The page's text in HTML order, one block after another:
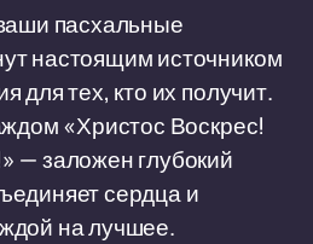
пасхальные
настоящим источником
для тех, кто их получит.
«Христос Воскрес!
— заложен глубокий
сердца и
на лучшее.